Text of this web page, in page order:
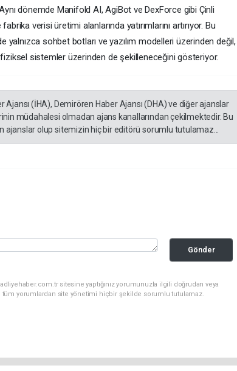
dönemde Manifold AI, AgiBot ve DexForce gibi Çinli
verisi üretimi alanlarında yatırımlarını artırıyor. Bu
sohbet botları ve yazılım modelleri üzerinden değil,
sistemler üzerinden de şekilleneceğini gösteriyor.
Ajansı (İHA), Demirören Haber Ajansı (DHA) ve diğer ajanslar
müdahalesi olmadan ajans kanallarından çekilmektedir. Bu
olup sitemizin hiç bir editörü sorumlu tutulamaz...
Gönder
sitesine yaptığınız yorumunuzla ilgili doğrudan veya
tüm yorumlardan site yönetimi hiçbir şekilde sorumlu tutulamaz.